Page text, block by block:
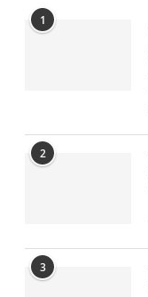
1
2
3